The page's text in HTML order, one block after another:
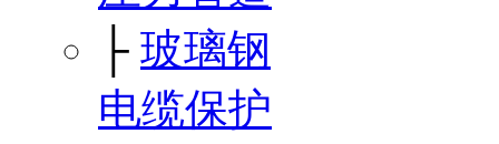
├ 玻璃钢
电缆保护